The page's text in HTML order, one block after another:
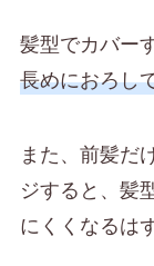
髪型でカバー
長めにおろし
また、前髪だ
ジすると、髪
にくくなるは